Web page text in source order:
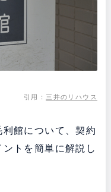
引用： 三井のリハウス
館について、契約
トを簡単に解説し